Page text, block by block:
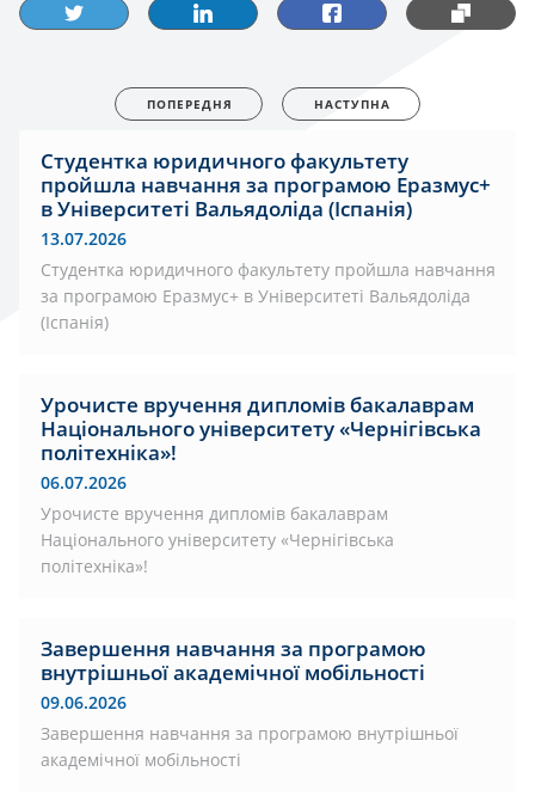
ПОПЕРЕДНЯ НАСТУПНА
Студентка юридичного факультету
пройшла навчання за програмою Еразмус+
в Університеті Вальядоліда (Іспанія)
13.07.2026
Студентка юридичного факультету пройшла навчання
за програмою Еразмус+ в Університеті Вальядоліда
(Іспанія)
Урочисте вручення дипломів бакалаврам
Національного університету «Чернігівська
політехніка»!
06.07.2026
Урочисте вручення дипломів бакалаврам
Національного університету «Чернігівська
політехніка»!
Завершення навчання за програмою
внутрішньої академічної мобільності
09.06.2026
Завершення навчання за програмою внутрішньої
академічної мобільності